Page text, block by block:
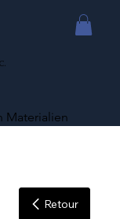
Materialien
Retour